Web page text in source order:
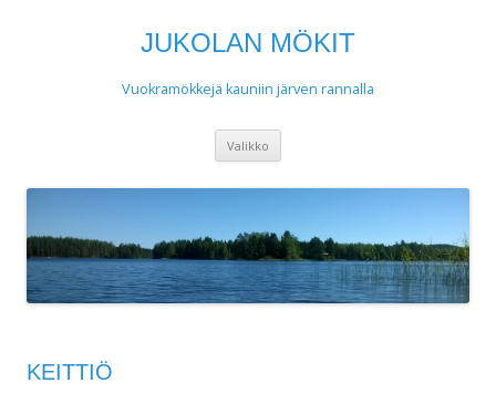
JUKOLAN MÖKIT
Vuokramökkejä kauniin järven rannalla
Valikko
KEITTIÖ